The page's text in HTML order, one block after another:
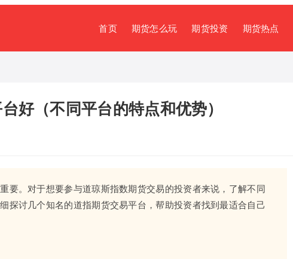
首页 期货怎么玩 期货投资 期货热点
好（不同平台的特点和优势）
要。对于想要参与道琼斯指数期货交易的投资者来说，了解不同
探讨几个知名的道指期货交易平台，帮助投资者找到最适合自己